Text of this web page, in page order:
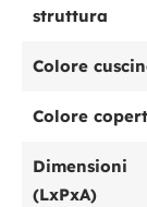
struttura
Colore
Colore
Dimensioni
(LxPxA)